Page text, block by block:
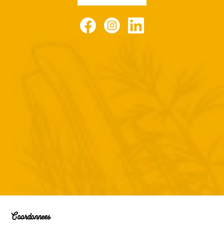
FacebookInstagram
Coordonnées